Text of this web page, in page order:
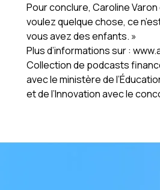
Pour conclure, Caroline
voulez quelque chose, ce
vous avez des enfants. »
Plus d’informations sur :
Collection de podcasts
avec le ministère de
et de l’Innovation avec le